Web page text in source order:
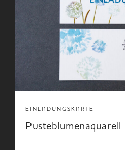
EINLADUNGSKARTE
Pusteblumenaquarell